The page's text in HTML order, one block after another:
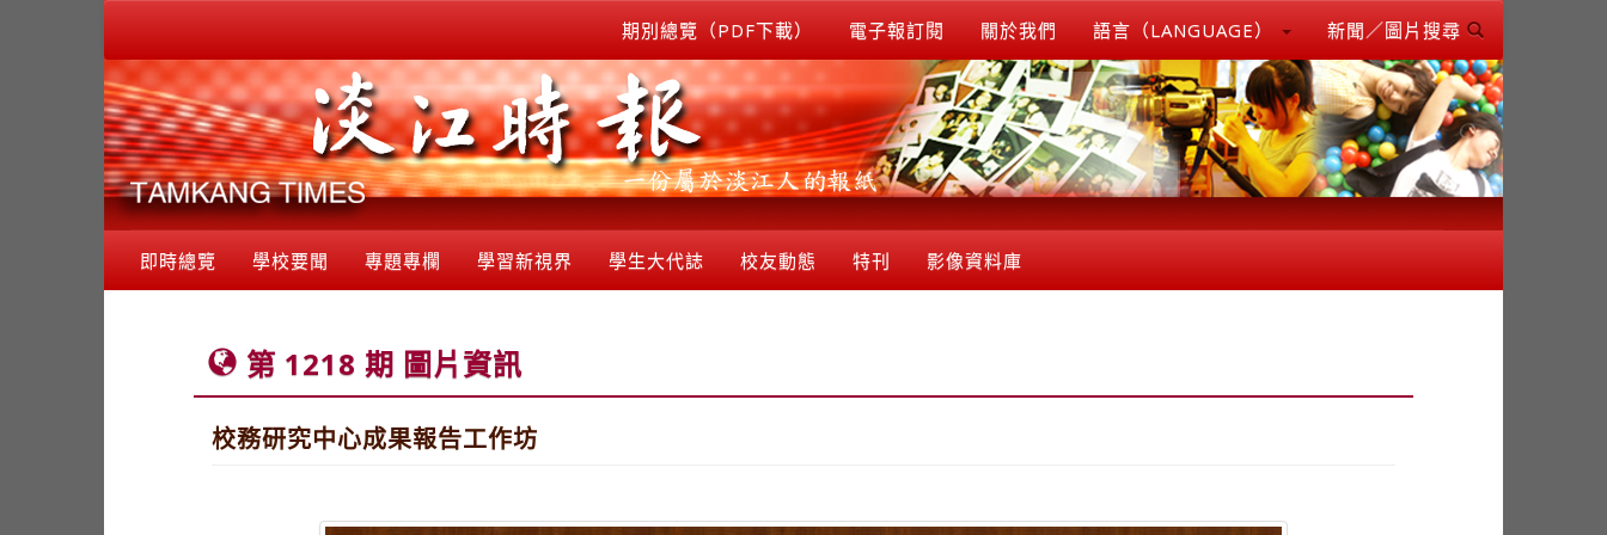
期別總覽（PDF下載） 電子報訂閱 關於我們 語言（LANGUAGE） 新聞／圖片搜尋
即時總覽 學校要聞 專題專欄 學習新視界 學生大代誌 校友動態 特刊 影像資料庫
第 1218 期 圖片資訊
校務研究中心成果報告工作坊